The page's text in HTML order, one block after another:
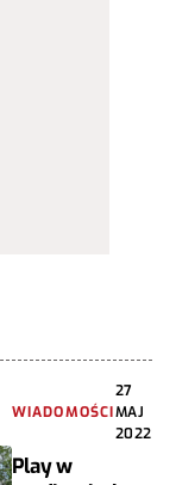
WIADOMOŚCI
27
MAJ
2022
Play w